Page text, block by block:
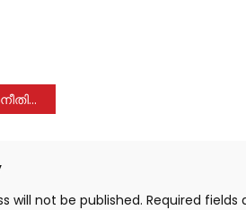
will not be published. Required fields